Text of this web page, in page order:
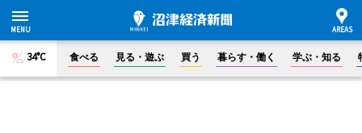
34°C 食べる 見る・遊ぶ 買う 暮らす・働く 学ぶ・知る